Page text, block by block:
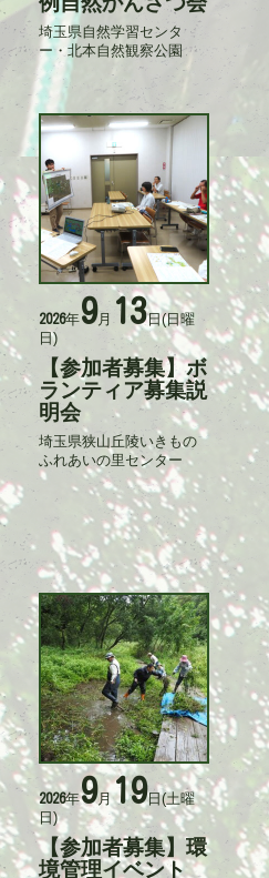
ト
ル
記
事
力
埼玉県自然学習センタ
ー・北本自然観察公園
動
時
2026年9月 13日(日曜
日)
タ
イ
【参加者募集】ボ
ランティア募集説
明会
力
埼玉県狭山丘陵いきもの
ふれあいの里センター
活
動
日
時
2026年9月19日(土曜
日)
タ
イ
【参加者募集】環
境管理イベント